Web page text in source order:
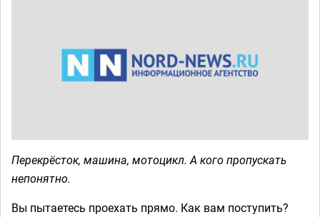
Перекрёсток, машина, мотоцикл. А кого пропускать
непонятно.
Вы пытаетесь проехать прямо. Как вам поступить?